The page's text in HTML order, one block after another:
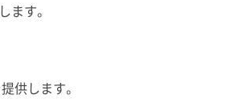
す。
供します。